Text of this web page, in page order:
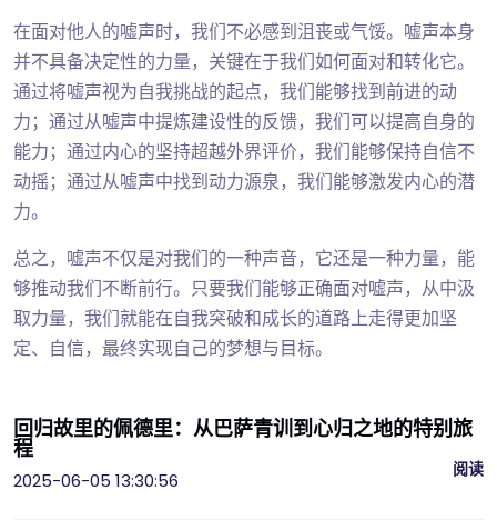
在面对他人的嘘声时，我们不必感到沮丧或气馁。嘘声本身
并不具备决定性的力量，关键在于我们如何面对和转化它。
通过将嘘声视为自我挑战的起点，我们能够找到前进的动
力；通过从嘘声中提炼建设性的反馈，我们可以提高自身的
能力；通过内心的坚持超越外界评价，我们能够保持自信不
动摇；通过从嘘声中找到动力源泉，我们能够激发内心的潜
力。
总之，嘘声不仅是对我们的一种声音，它还是一种力量，能
够推动我们不断前行。只要我们能够正确面对嘘声，从中汲
取力量，我们就能在自我突破和成长的道路上走得更加坚
定、自信，最终实现自己的梦想与目标。
回归故里的佩德里：从巴萨青训到心归之地的特别旅
程
2025-06-05 13:30:56
阅读